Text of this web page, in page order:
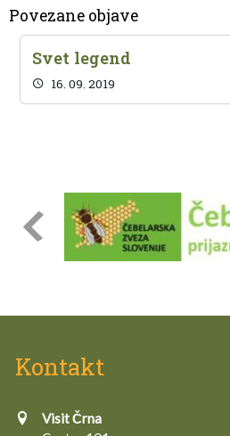
Povezane objave
Svet legend
16. 09. 2019
Kontakt
Visit Črna